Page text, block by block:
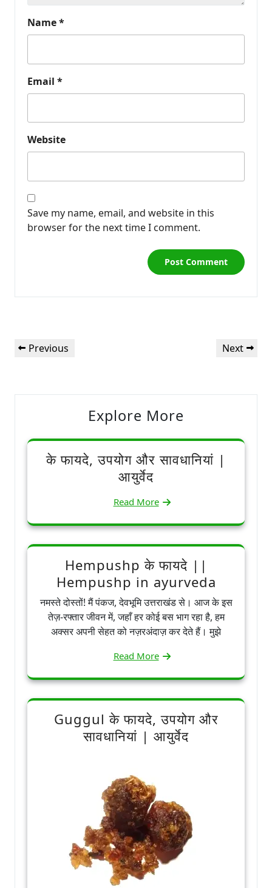
Name*
Email *
Website
Save my name, email, and website in this
browser for the next time I comment.
Post
navigation
Previous
Previous
Next
Next
Explore More
के फायदे, उपयोग और सावधानियां |
आयुर्वेद
Read More
Hempushp के फायदे ||
Hempushp in ayurveda
नमस्ते दोस्तों! मैं पंकज, देवभूमि उत्तराखंड से। आज के इस
तेज़-रफ्तार जीवन में, जहाँ हर कोई बस भाग रहा है, हम
अक्सर अपनी सेहत को नज़रअंदाज़ कर देते हैं। मुझे
Read More
Guggul के फायदे, उपयोग और
सावधानियां | आयुर्वेद